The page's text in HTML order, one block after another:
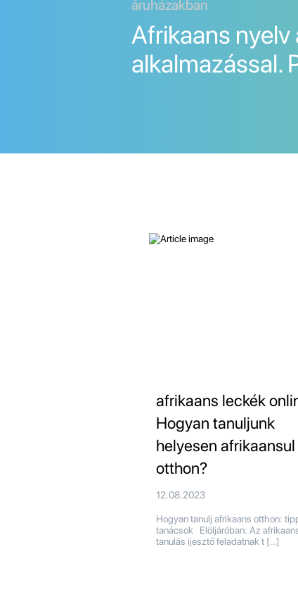
áruházakban
Afrikaans nyelv
alkalmazással.
afrikaans leckék
Hogyan tanuljunk
helyesen afrikaansul
otthon?
12.08.2023
Hogyan tanulj afrikaans otthon:
tanácsok Elöljáróban: Az
tanulás ijesztő feladatnak t […]